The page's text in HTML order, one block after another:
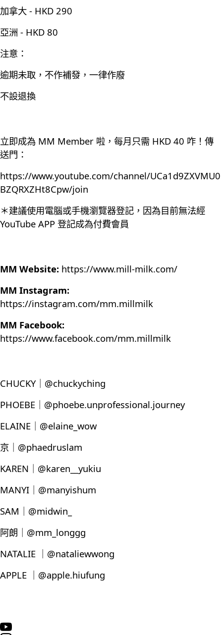
加拿大 - HKD 290
亞洲 - HKD 80
注意：
逾期未取，不作補發，一律作廢
不設退換
立即成為 MM Member 啦，每月只需 HKD 40 咋！傳
送門：
https://www.youtube.com/channel/UCa1d9ZXVMU0
BZQRXZHt8Cpw/join
＊建議使用電腦或手機瀏覽器登記，因為目前無法經
YouTube APP 登記成為付費會員
MM Website: https://www.mill-milk.com/
MM Instagram:
https://instagram.com/mm.millmilk
MM Facebook:
https://www.facebook.com/mm.millmilk
CHUCKY｜@chuckyching
PHOEBE｜@phoebe.unprofessional.journey
ELAINE｜@elaine_wow
京｜@phaedruslam
KAREN｜@karen__yukiu
MANYI｜@manyishum
SAM｜@midwin_
阿朗｜@mm_longgg
NATALIE ｜@nataliewwong
APPLE ｜@apple.hiufung